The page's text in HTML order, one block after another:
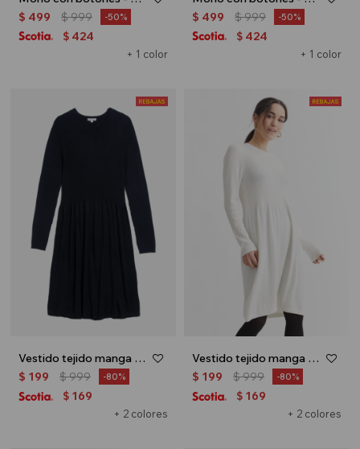
+ 1 color
$ 499 $999 50
$ 424
+ 1 color
$ 499 $999 50
$ 424
Vestido tejido manga larga - Azul marino
+ 2 colores
$ 199 $999 80
$ 169
Vestido tejido manga larga - Crudo
+ 2 colores
$ 199 $999 80
$ 169